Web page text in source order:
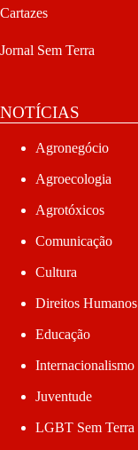
Cartazes
Jornal Sem Terra
NOTÍCIAS
Agronegócio
Agroecologia
Agrotóxicos
Comunicação
Cultura
Direitos Humanos
Educação
Internacionalismo
Juventude
LGBT Sem Terra